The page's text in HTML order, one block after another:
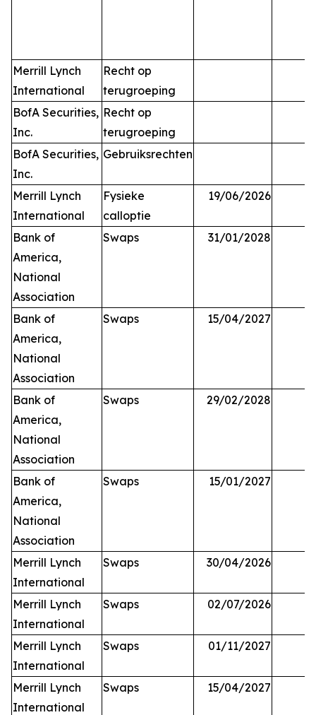
Merrill Lynch
International
Recht op
terugroeping
BofA Securities,
Inc.
Recht op
terugroeping
BofA Securities,
Inc.
Gebruiksrechten
Merrill Lynch
International
Fysieke
calloptie
19/06/2026
Bank of
America,
National
Association
Swaps 31/01/2028
Bank of
America,
National
Association
Swaps 15/04/2027
Bank of
America,
National
Association
Swaps 29/02/2028
Bank of
America,
National
Association
Swaps 15/01/2027
Merrill Lynch
International
Swaps 30/04/2026
Merrill Lynch
International
Swaps 02/07/2026
Merrill Lynch
International
Swaps 01/11/2027
Merrill Lynch
International
Swaps 15/04/2027